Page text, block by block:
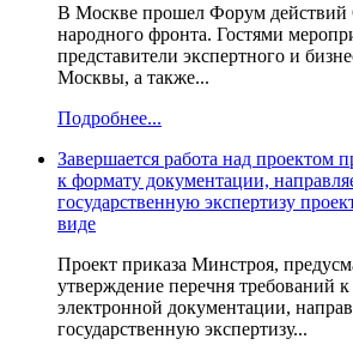
В Москве прошел Форум действий
народного фронта. Гостями
представители экспертного и
Москвы, а также...
Подробнее...
Завершается работа над проектом
к формату документации,
государственную экспертизу
виде
Проект приказа Минстроя,
утверждение перечня требований
электронной документации,
государственную экспертизу...